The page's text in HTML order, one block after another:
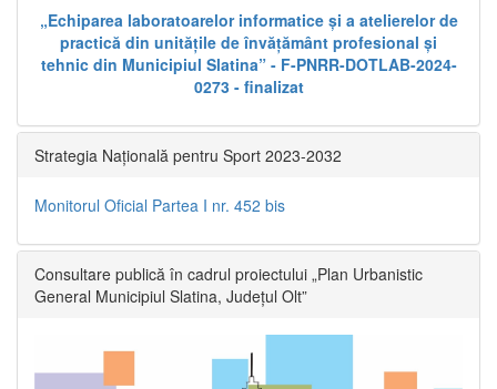
„Echiparea laboratoarelor informatice și a atelierelor de
practică din unitățile de învățământ profesional și
tehnic din Municipiul Slatina” - F-PNRR-DOTLAB-2024-
0273 - finalizat
Strategia Națională pentru Sport 2023-2032
Monitorul Oficial Partea I nr. 452 bis
Consultare publică în cadrul proiectului „Plan Urbanistic
General Municipiul Slatina, Județul Olt”